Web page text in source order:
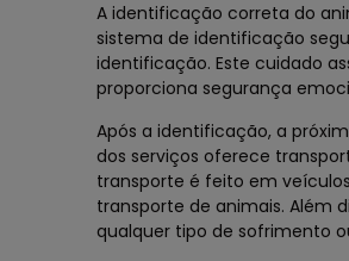
A identificação correta do
sistema de identificação
identificação. Este cuidado
proporciona segurança
Após a identificação, a
dos serviços oferece
transporte é feito em
transporte de animais. Além
qualquer tipo de sofrimento